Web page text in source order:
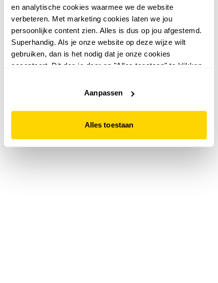
en analytische cookies waarmee we de website
verbeteren. Met marketing cookies laten we jou
persoonlijke content zien. Alles is dus op jou afgestemd.
Superhandig. Als je onze website op deze wijze wilt
gebruiken, dan is het nodig dat je onze cookies
accepteert. Dit doe je door op "Alles toestaan" te klikken.
website niet optimaal functioneert.
Aanpassen
Alles toestaan